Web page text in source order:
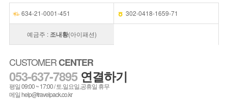
634-21-0001-451 302-0418-1659-71
예금주 : 조내황(아이패션)
CUSTOMERCENTER
053-637-7895 연결하기
평일 09:00 ~ 17:00 / 토.일요일,공휴일 휴무
메일 help@travelpack.co.kr